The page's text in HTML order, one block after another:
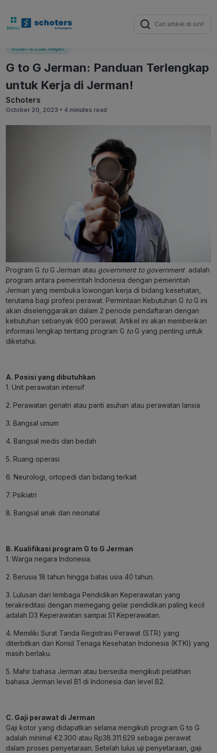
Search
for:
Kuliah di Luar Negeri
G to G Jerman: Panduan Terlengkap
untuk Kerja di Jerman!
Schoters
October 20, 2023 • 4 minutes read
Program G toG Jerman atau government to governmentadalah
program antara pemerintah Indonesia dengan pemerintah
Jerman yang membuka lowongan kerja di bidang kesehatan,
terutama bagi profesi perawat. Permintaan Kebutuhan G toG ini
akan diselenggarakan dalam 2 periode pendaftaran dengan
kebutuhan sebanyak 600 perawat. Artikel ini akan memberikan
informasi lengkap tentang program G toG yang penting untuk
diketahui.
A. Posisi yang dibutuhkan
1. Unit perawatan intensif
2. Perawatan geriatri atau panti asuhan atau perawatan lansia
3. Bangsal umum
4. Bangsal medis dan bedah
5. Ruang operasi
6. Neurologi, ortopedi dan bidang terkait
7. Psikiatri
8. Bangsal anak dan neonatal
B. Kualifikasi program G to G Jerman
1. Warga negara Indonesia.
2. Berusia 18 tahun hingga batas usia 40 tahun.
3. Lulusan dari lembaga Pendidikan Keperawatan yang
terakreditasi dengan memegang gelar pendidikan paling kecil
adalah D3 Keperawatan sampai S1 Keperawatan.
4. Memiliki Surat Tanda Registrasi Perawat (STR) yang
diterbitkan dari Konsil Tenaga Kesehatan Indonesia (KTKI) yang
masih berlaku.
5. Mahir bahasa Jerman atau bersedia mengikuti pelatihan
bahasa Jerman level B1 di Indonesia dan level B2.
C. Gaji perawat di Jerman
Gaji kotor yang didapatkan selama mengikuti program G to G
adalah minimal €2.300 atau Rp38.311.629 sebagai perawat
dalam proses penyetaraan. Setelah lulus uji penyetaraan, gaji